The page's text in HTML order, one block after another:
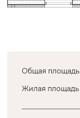
Общая площадь
Жилая площадь